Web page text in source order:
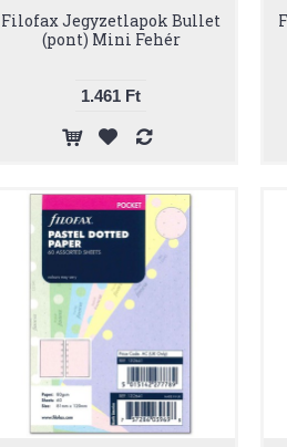
Filofax Jegyzetlapok Bullet
(pont) Mini Fehér
1.461 Ft